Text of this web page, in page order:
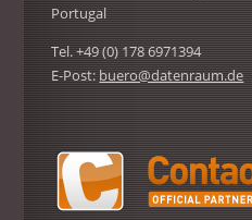
Portugal
Tel. +49 (0) 178 6971394
E-Post:buero@datenraum.de